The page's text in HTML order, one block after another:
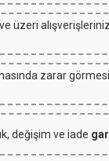
ve üzeri
zarar
değişim ve iade